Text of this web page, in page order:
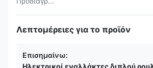
Λεπτομέρειες για το προϊόν
Επισημαίνω:
Ηλεκτρικοί εναλλάκτες διπλού